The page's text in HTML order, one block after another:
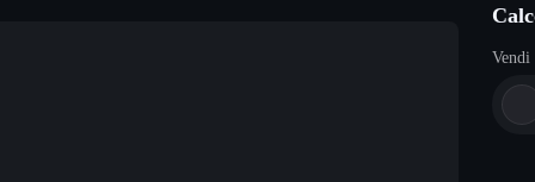
Vendi